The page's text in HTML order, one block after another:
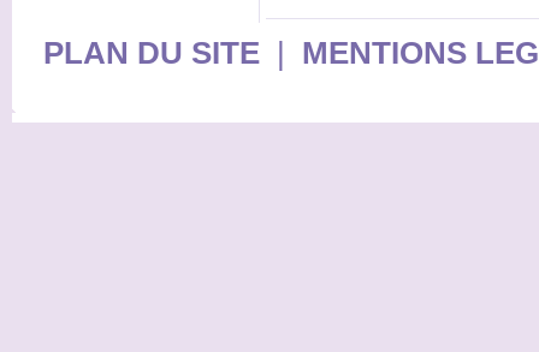
PLAN DU SITE| MENTIONS